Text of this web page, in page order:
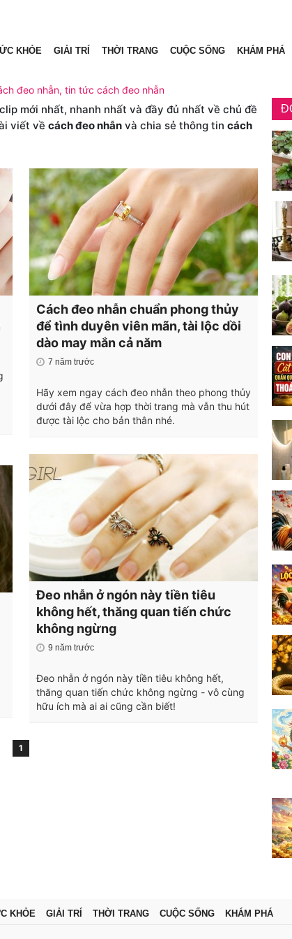
KHỎE GIẢI TRÍ THỜI TRANG CUỘC SỐNG KHÁM PHÁ
đeo nhẫn, tin tức cách đeo nhẫn
mới nhất, nhanh nhất và đầy đủ nhất về chủ đề
viết về cách đeo nhẫn và chia sẻ thông tin cách
Cách đeo nhẫn chuẩn phong thủy
để tình duyên viên mãn, tài lộc dồi
dào may mắn cả năm
7 năm trước
Hãy xem ngay cách đeo nhẫn theo phong thủy
dưới đây để vừa hợp thời trang mà vẫn thu hút
được tài lộc cho bản thân nhé.
Đeo nhẫn ở ngón này tiền tiêu
không hết, thăng quan tiến chức
không ngừng
9 năm trước
Đeo nhẫn ở ngón này tiền tiêu không hết,
thăng quan tiến chức không ngừng - vô cùng
hữu ích mà ai ai cũng cần biết!
1
KHỎE GIẢI TRÍ THỜI TRANG CUỘC SỐNG KHÁM PHÁ